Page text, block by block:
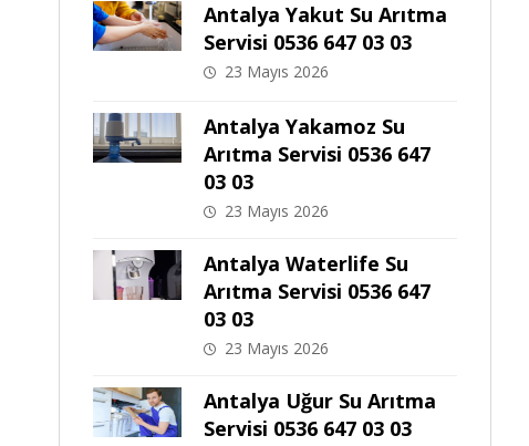
Antalya Yakut Su Arıtma
Servisi 0536 647 03 03
23 Mayıs 2026
Antalya Yakamoz Su
Arıtma Servisi 0536 647
03 03
23 Mayıs 2026
Antalya Waterlife Su
Arıtma Servisi 0536 647
03 03
23 Mayıs 2026
Antalya Uğur Su Arıtma
Servisi 0536 647 03 03